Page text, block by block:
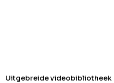
Uitgebreide videobibliotheek